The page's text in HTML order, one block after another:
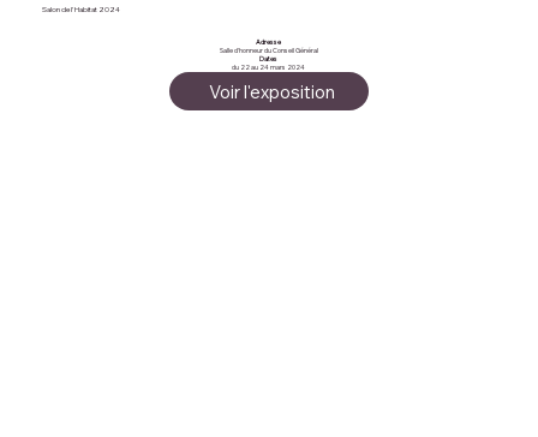
Salon de l'Habitat 2024
Adresse
Salle d'honneur du Conseil Général
Dates
du 22 au 24 mars 2024
Voir l'exposition